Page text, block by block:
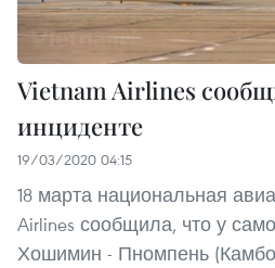
Vietnam Airlines
инциденте
19/03/2020 04:15
18 марта национальная
Airlines сообщила, что у
Хошимин - Пномпень